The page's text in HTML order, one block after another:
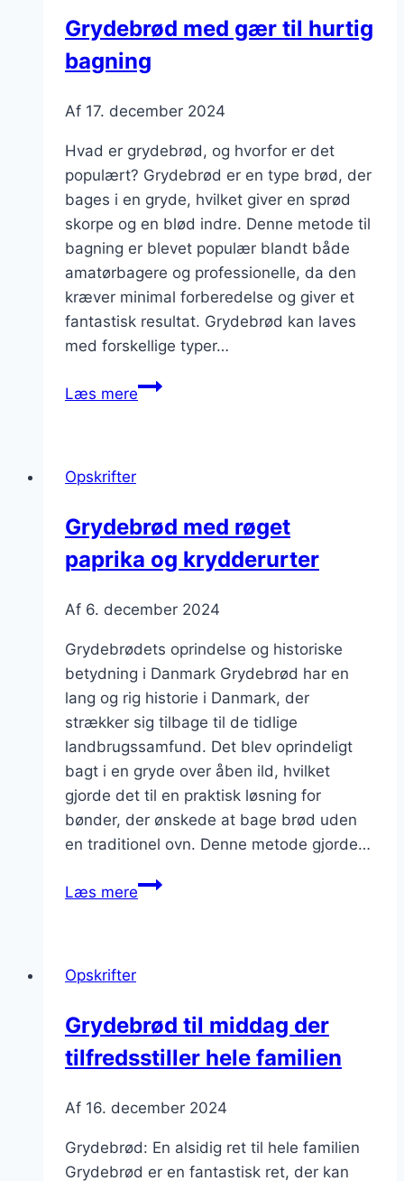
Grydebrød med gær til hurtig
bagning
Af 17. december 2024
Hvad er grydebrød, og hvorfor er det
populært? Grydebrød er en type brød, der
bages i en gryde, hvilket giver en sprød
skorpe og en blød indre. Denne metode til
bagning er blevet populær blandt både
amatørbagere og professionelle, da den
kræver minimal forberedelse og giver et
fantastisk resultat. Grydebrød kan laves
med forskellige typer…
Læs mereGrydebrød
Opskrifter
Grydebrød med røget
paprika og krydderurter
Af 6. december 2024
Grydebrødets oprindelse og historiske
betydning i Danmark Grydebrød har en
lang og rig historie i Danmark, der
strækker sig tilbage til de tidlige
landbrugssamfund. Det blev oprindeligt
bagt i en gryde over åben ild, hvilket
gjorde det til en praktisk løsning for
bønder, der ønskede at bage brød uden
en traditionel ovn. Denne metode gjorde…
Læs mereGrydebrød
Opskrifter
Grydebrød til middag der
tilfredsstiller hele familien
Af 16. december 2024
Grydebrød: En alsidig ret til hele familien
Grydebrød er en fantastisk ret, der kan